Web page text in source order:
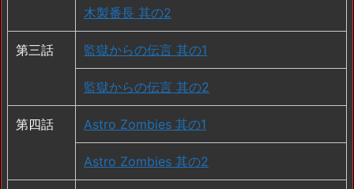
木製番長 其の2
第三話 監獄からの伝言 其の1
監獄からの伝言 其の2
第四話 Astro Zombies 其の1
Astro Zombies 其の2